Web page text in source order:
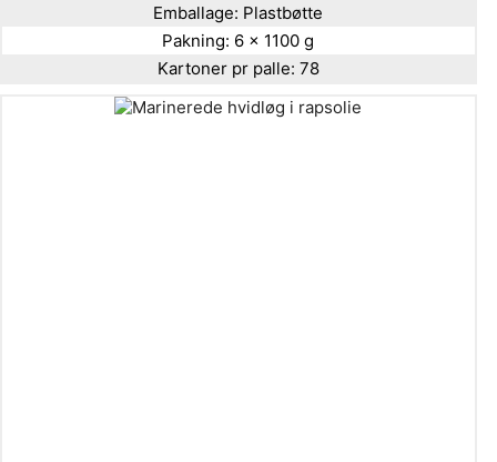
Emballage: Plastbøtte
Pakning: 6 x 1100 g
Kartoner pr palle: 78